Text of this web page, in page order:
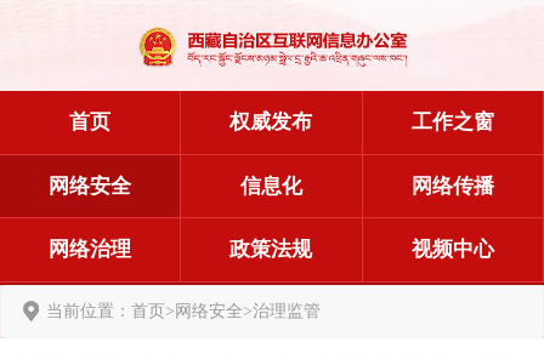
首页 权威发布 工作之窗
网络安全 信息化 网络传播
网络治理 政策法规 视频中心
当前位置： 首页>网络安全>治理监管